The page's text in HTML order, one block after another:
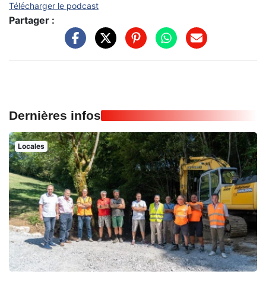
Télécharger le podcast
Partager :
Dernières infos
Locales